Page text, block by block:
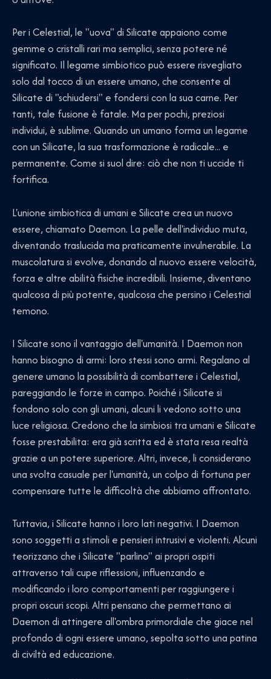
Per i Celestial, le "uova" di Silicate appaiono come
gemme o cristalli rari ma semplici, senza potere né
significato. Il legame simbiotico può essere risvegliato
solo dal tocco di un essere umano, che consente al
Silicate di "schiudersi" e fondersi con la sua carne. Per
tanti, tale fusione è fatale. Ma per pochi, preziosi
individui, è sublime. Quando un umano forma un legame
con un Silicate, la sua trasformazione è radicale... e
permanente. Come si suol dire: ciò che non ti uccide ti
fortifica.
L'unione simbiotica di umani e Silicate crea un nuovo
essere, chiamato Daemon. La pelle dell'individuo muta,
diventando traslucida ma praticamente invulnerabile. La
muscolatura si evolve, donando al nuovo essere velocità,
forza e altre abilità fisiche incredibili. Insieme, diventano
qualcosa di più potente, qualcosa che persino i Celestial
temono.
I Silicate sono il vantaggio dell'umanità. I Daemon non
hanno bisogno di armi: loro stessi sono armi. Regalano al
genere umano la possibilità di combattere i Celestial,
pareggiando le forze in campo. Poiché i Silicate si
fondono solo con gli umani, alcuni li vedono sotto una
luce religiosa. Credono che la simbiosi tra umani e Silicate
fosse prestabilita: era già scritta ed è stata resa realtà
grazie a un potere superiore. Altri, invece, li considerano
una svolta casuale per l'umanità, un colpo di fortuna per
compensare tutte le difficoltà che abbiamo affrontato.
Tuttavia, i Silicate hanno i loro lati negativi. I Daemon
sono soggetti a stimoli e pensieri intrusivi e violenti. Alcuni
teorizzano che i Silicate "parlino" ai propri ospiti
attraverso tali cupe riflessioni, influenzando e
modificando i loro comportamenti per raggiungere i
propri oscuri scopi. Altri pensano che permettano ai
Daemon di attingere all'ombra primordiale che giace nel
profondo di ogni essere umano, sepolta sotto una patina
di civiltà ed educazione.